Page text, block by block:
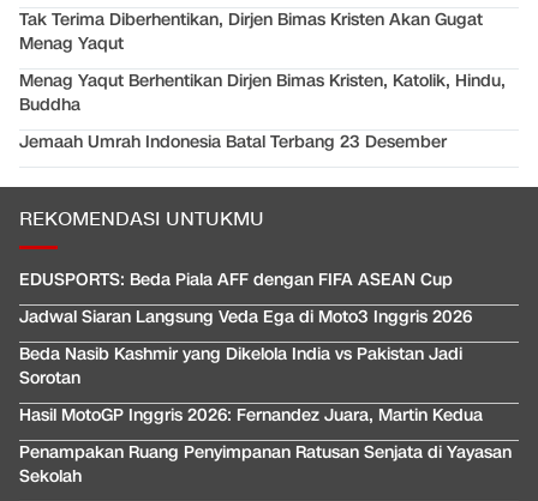
Tak Terima Diberhentikan, Dirjen Bimas Kristen Akan Gugat
Menag Yaqut
Menag Yaqut Berhentikan Dirjen Bimas Kristen, Katolik, Hindu,
Buddha
Jemaah Umrah Indonesia Batal Terbang 23 Desember
REKOMENDASI UNTUKMU
EDUSPORTS: Beda Piala AFF dengan FIFA ASEAN Cup
Jadwal Siaran Langsung Veda Ega di Moto3 Inggris 2026
Beda Nasib Kashmir yang Dikelola India vs Pakistan Jadi
Sorotan
Hasil MotoGP Inggris 2026: Fernandez Juara, Martin Kedua
Penampakan Ruang Penyimpanan Ratusan Senjata di Yayasan
Sekolah